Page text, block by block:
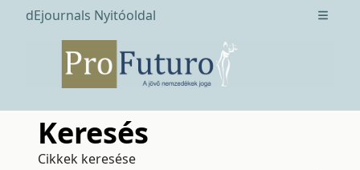
dEjournals Nyitóoldal Open
Keresés
Cikkek keresése